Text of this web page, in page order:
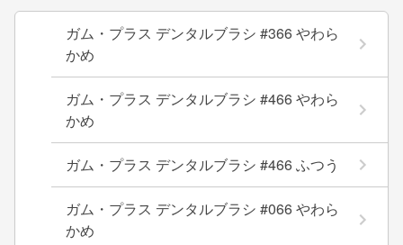
ガム・プラス デンタルブラシ #366 やわら
かめ
ガム・プラス デンタルブラシ #466 やわら
かめ
ガム・プラス デンタルブラシ #466 ふつう
ガム・プラス デンタルブラシ #066 やわら
かめ